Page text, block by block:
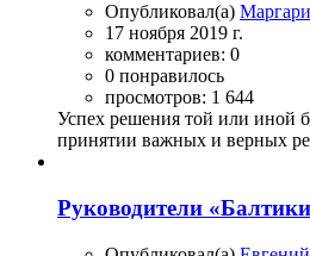
Опубликовал(а)
17 ноября 2019 г.
комментариев: 0
0 понравилось
просмотров: 1 644
Успех решения той или иной
принятии важных и верных
Руководители